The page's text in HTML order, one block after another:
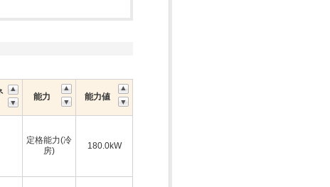
能力 能力値
定格能力(冷
房)
180.0kW